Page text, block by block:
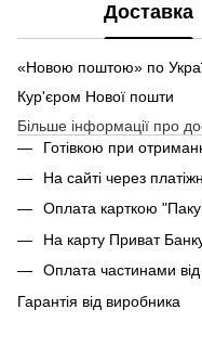
Доставка
«Новою поштою» по
Кур'єром Нової пошти
Більше інформації про
Готівкою при
На сайті через
Оплата карткою
На карту Приват
Оплата частинами
Гарантія від виробника